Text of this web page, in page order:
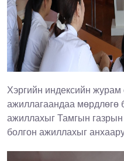
Хэргийн индексийн
ажиллагаандаа мөрдлөгө
ажиллахыг Тамгын газрын
болгон ажиллахыг